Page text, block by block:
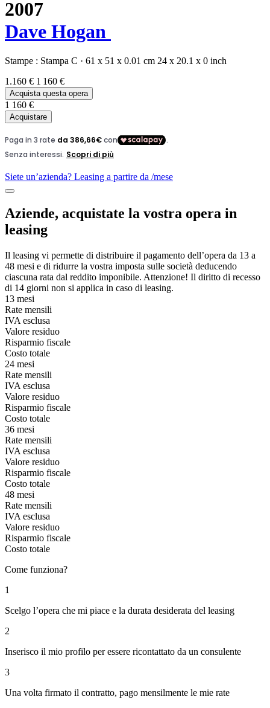
2007
Dave Hogan
Stampe : Stampa C · 61 x 51 x 0.01 cm 24 x 20.1 x 0 inch
1.160 € 1 160 €
Acquista questa opera
1 160 €
Acquistare
Siete un’azienda? Leasing a partire da /mese
Aziende, acquistate la vostra opera in
leasing
Il leasing vi permette di distribuire il pagamento dell’opera da 13 a
48 mesi e di ridurre la vostra imposta sulle società deducendo
ciascuna rata dal reddito imponibile. Attenzione! Il diritto di recesso
di 14 giorni non si applica in caso di leasing.
13 mesi
Rate mensili
IVA esclusa
Valore residuo
Risparmio fiscale
Costo totale
24 mesi
Rate mensili
IVA esclusa
Valore residuo
Risparmio fiscale
Costo totale
36 mesi
Rate mensili
IVA esclusa
Valore residuo
Risparmio fiscale
Costo totale
48 mesi
Rate mensili
IVA esclusa
Valore residuo
Risparmio fiscale
Costo totale
Come funziona?
1
Scelgo l’opera che mi piace e la durata desiderata del leasing
2
Inserisco il mio profilo per essere ricontattato da un consulente
3
Una volta firmato il contratto, pago mensilmente le mie rate